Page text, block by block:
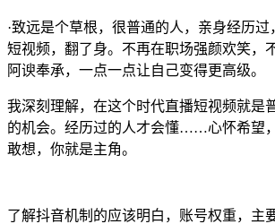
·致远是个草根，很普通的人，亲身经历过
短视频，翻了身。不再在职场强颜欢笑，
阿谀奉承，一点一点让自己变得更高级。
我深刻理解，在这个时代直播短视频就是
的机会。经历过的人才会懂……心怀希望
敢想，你就是主角。
了解抖音机制的应该明白，账号权重，主